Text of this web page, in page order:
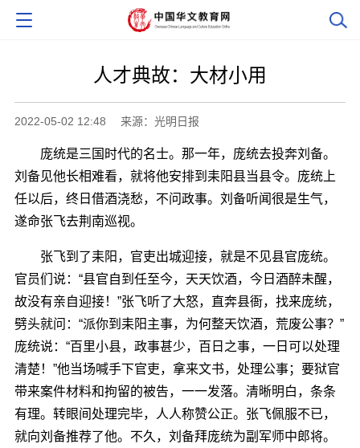
人才典故：大材小用
2022-05-02 12:48 来源：光明日报
庞统是三国时代的名士。那一年，庞统去投奔刘备。
刘备见他长相难看，就将他安排到耒阳县当县令。庞统上
任以后，终日借酒浇愁，不问政事。刘备听闻很是生气，
遂命张飞去荆南巡视。
张飞到了耒阳，官吏出城迎接，就是不见县官庞统。
官员们说：“县官自到任至今，天天饮酒，今日酒醉未醒，
故没有亲自迎接！”张飞听了大怒，直奔县衙，找来庞统，
劈头就问：“派你到耒阳主事，为何整天饮酒，荒废公事？”
庞统说：“百里小县，政事甚少，百日之事，一日可以处理
清楚！”他当场喊手下官吏，拿来文书，处理公事；要狱官
带来案件材料和拘留的被告，一一发落。清晰明白，条条
有理。转眼间处理完毕，人人称赞公正。张飞佩服不已，
就向刘备推荐了他。不久，刘备拜庞统为副军师中郎将。